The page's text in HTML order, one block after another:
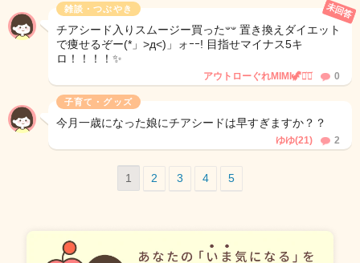
雑談・つぶやき
チアシード入りスムージー買った‪𐤔𐤔‬ 置き換えダイエット
で痩せるぞー(*」>д<)」ォｰｰ! 目指せマイナス5キ
ロ！！！！✨
未回答
アウトローぐれMIMI🦖⋆͛‪‪⋆͛ 0
子育て・グッズ
今月一歳になった娘にチアシードは早すぎますか？？
ゆゆ(21) 2
1 2 3 4 5